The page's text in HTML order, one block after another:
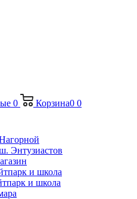
0 Корзина0 0
Энтузиастов
и школа
и школа